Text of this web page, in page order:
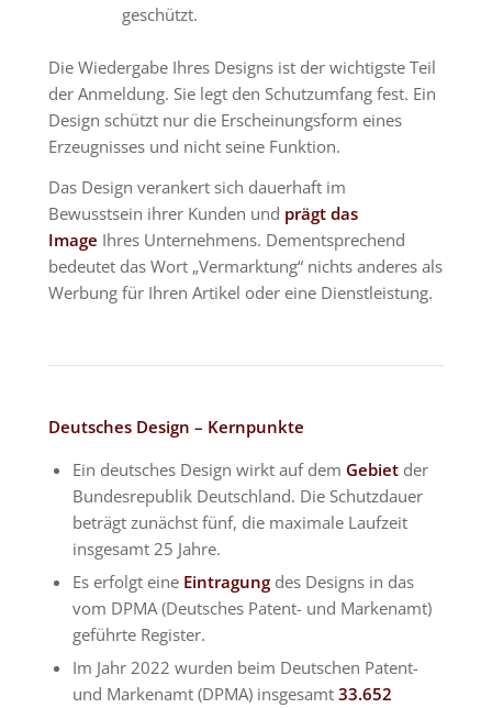
geschützt.
Die Wiedergabe Ihres Designs ist der wichtigste Teil
der Anmeldung. Sie legt den Schutzumfang fest. Ein
Design schützt nur die Erscheinungsform eines
Erzeugnisses und nicht seine Funktion.
Das Design verankert sich dauerhaft im
Bewusstsein ihrer Kunden und prägt das
Image Ihres Unternehmens. Dementsprechend
bedeutet das Wort „Vermarktung“ nichts anderes als
Werbung für Ihren Artikel oder eine Dienstleistung.
Deutsches Design – Kernpunkte
Ein deutsches Design wirkt auf dem Gebiet der
Bundesrepublik Deutschland. Die Schutzdauer
beträgt zunächst fünf, die maximale Laufzeit
insgesamt 25 Jahre.
Es erfolgt eine Eintragung des Designs in das
vom DPMA (Deutsches Patent- und Markenamt)
geführte Register.
Im Jahr 2022 wurden beim Deutschen Patent-
und Markenamt (DPMA) insgesamt33.652